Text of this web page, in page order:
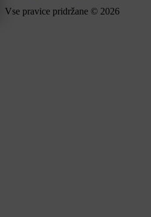
Vse pravice pridržane © 2026